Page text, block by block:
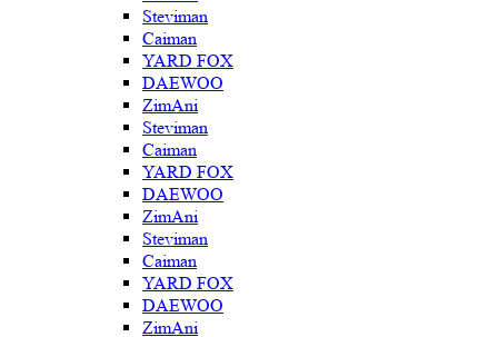
Steviman
Caiman
YARD FOX
DAEWOO
ZimAni
Steviman
Caiman
YARD FOX
DAEWOO
ZimAni
Steviman
Caiman
YARD FOX
DAEWOO
ZimAni